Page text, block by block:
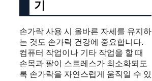
기
손가락 사용 시 올바른 자세를 유지하
는 것도 손가락 건강에 중요합니다.
컴퓨터 작업이나 기타 작업을 할 때
손목과 팔이 스트레스가 최소화되도
록 손가락을 자연스럽게 움직일 수 있